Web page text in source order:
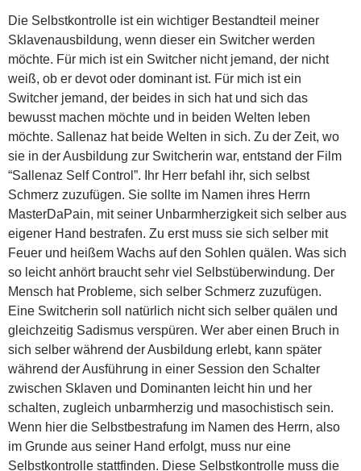
Die Selbstkontrolle ist ein wichtiger Bestandteil meiner
Sklavenausbildung, wenn dieser ein Switcher werden
möchte. Für mich ist ein Switcher nicht jemand, der nicht
weiß, ob er devot oder dominant ist. Für mich ist ein
Switcher jemand, der beides in sich hat und sich das
bewusst machen möchte und in beiden Welten leben
möchte. Sallenaz hat beide Welten in sich. Zu der Zeit, wo
sie in der Ausbildung zur Switcherin war, entstand der Film
“Sallenaz Self Control”. Ihr Herr befahl ihr, sich selbst
Schmerz zuzufügen. Sie sollte im Namen ihres Herrn
MasterDaPain, mit seiner Unbarmherzigkeit sich selber aus
eigener Hand bestrafen. Zu erst muss sie sich selber mit
Feuer und heißem Wachs auf den Sohlen quälen. Was sich
so leicht anhört braucht sehr viel Selbstüberwindung. Der
Mensch hat Probleme, sich selber Schmerz zuzufügen.
Eine Switcherin soll natürlich nicht sich selber quälen und
gleichzeitig Sadismus verspüren. Wer aber einen Bruch in
sich selber während der Ausbildung erlebt, kann später
während der Ausführung in einer Session den Schalter
zwischen Sklaven und Dominanten leicht hin und her
schalten, zugleich unbarmherzig und masochistisch sein.
Wenn hier die Selbstbestrafung im Namen des Herrn, also
im Grunde aus seiner Hand erfolgt, muss nur eine
Selbstkontrolle stattfinden. Diese Selbstkontrolle muss die